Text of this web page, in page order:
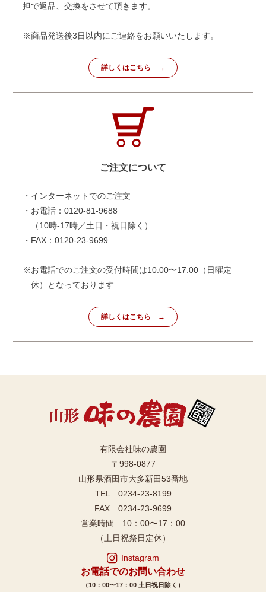
担で返品、交換をさせて頂きます。
※商品発送後3日以内にご連絡をお願いいたします。
詳しくはこちら
ご注文について
・インターネットでのご注文
・お電話：0120-81-9688
（10時-17時／土日・祝日除く）
・FAX：0120-23-9699
※お電話でのご注文の受付時間は10:00〜17:00（日曜定
休）となっております
詳しくはこちら
有限会社味の農園
〒998-0877
山形県酒田市大多新田53番地
TEL 0234-23-8199
FAX 0234-23-9699
営業時間 10：00〜17：00
（土日祝祭日定休）
Instagram
お電話でのお問い合わせ
（10：00〜17：00 土日祝日除く）